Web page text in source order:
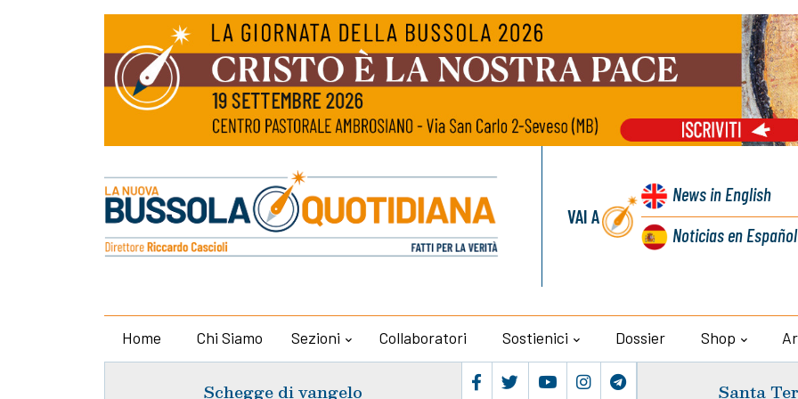
VAI A
Newsin English
Noticiasen Español
Home Chi Siamo Sezioni Collaboratori Sostienici Dossier Shop
Schegge di vangelo Santa